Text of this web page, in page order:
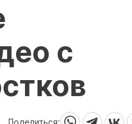
с
Поделиться: